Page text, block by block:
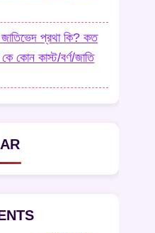
জাতিভেদ প্রথা কি? কত
কে কোন কাস্ট/বর্ণ/জাতি